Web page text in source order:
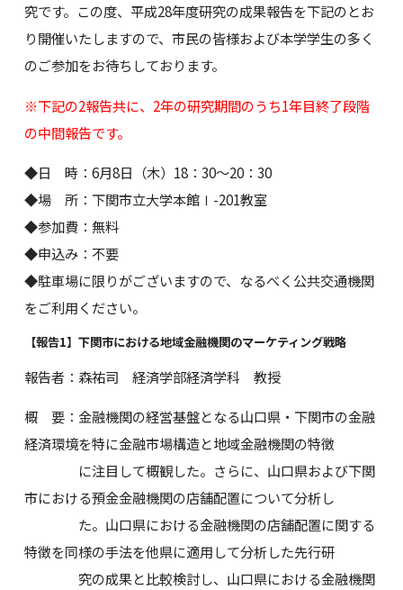
究です。この度、平成28年度研究の成果報告を下記のとお
り開催いたしますので、市民の皆様および本学学生の多く
のご参加をお待ちしております。
※下記の2報告共に、2年の研究期間のうち1年目終了段階
の中間報告です。
◆日 時：6月8日（木）18：30～20：30
◆場 所：下関市立大学本館Ⅰ-201教室
◆参加費：無料
◆申込み：不要
◆駐車場に限りがございますので、なるべく公共交通機関
をご利用ください。
【報告1】下関市における地域金融機関のマーケティング戦略
報告者：森祐司 経済学部経済学科 教授
概 要：金融機関の経営基盤となる山口県・下関市の金融
経済環境を特に金融市場構造と地域金融機関の特徴
に注目して概観した。さらに、山口県および下関
市における預金金融機関の店舗配置について分析し
た。山口県における金融機関の店舗配置に関する
特徴を同様の手法を他県に適用して分析した先行研
究の成果と比較検討し、山口県における金融機関